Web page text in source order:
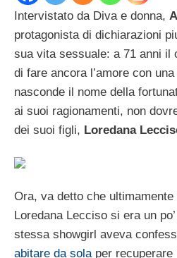
Intervistato da Diva e donna,
protagonista di dichiarazioni
sua vita sessuale: a 71 anni il
di fare ancora l’amore con
nasconde il nome della
ai suoi ragionamenti, non
dei suoi figli, Loredana
Ora, va detto che
Loredana Lecciso si era un
stessa showgirl aveva
abitare da sola per